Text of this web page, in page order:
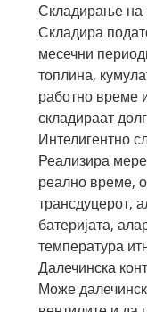
Складирање на
Складира
месечни
топлина,
работно време
складираат
Интелигентно
Реализира
реално време,
трансдуцерот,
батеријата,
температура
Далечинска
Може